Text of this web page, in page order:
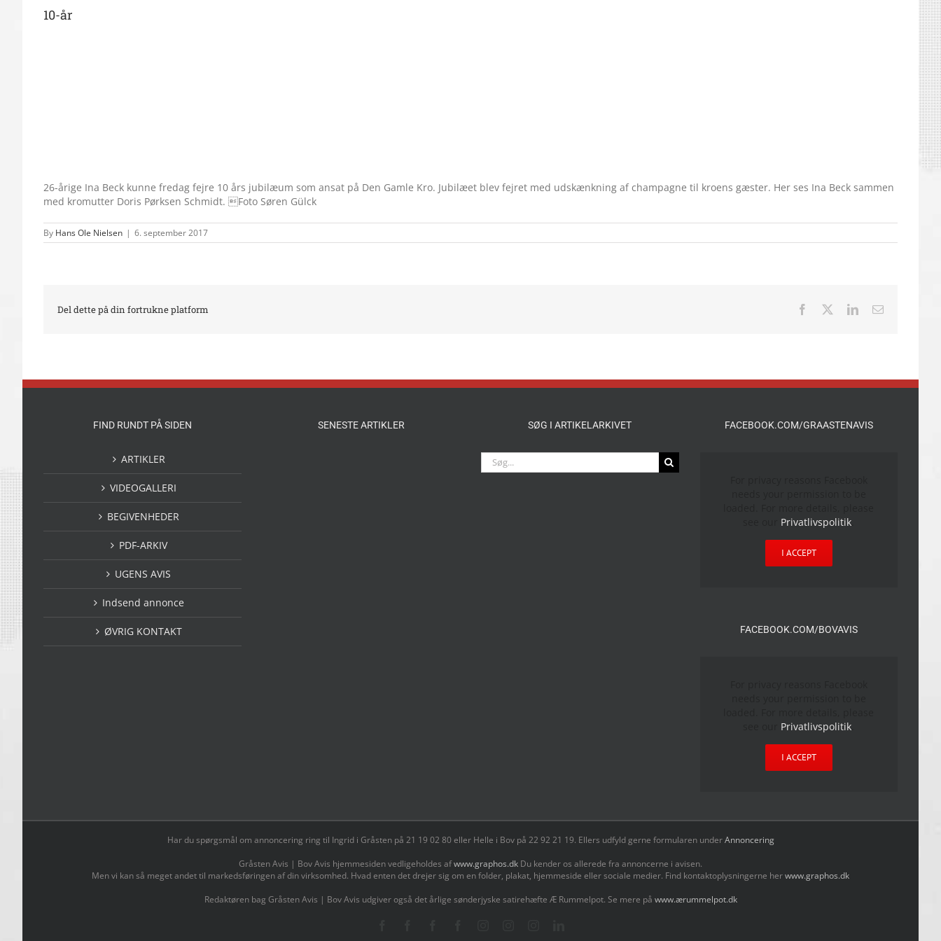
10-år
26-årige Ina Beck kunne fredag fejre 10 års jubilæum som ansat på Den Gamle Kro. Jubilæet blev fejret med udskænkning af champagne til kroens gæster. Her ses Ina Beck sammen
med kromutter Doris Pørksen Schmidt. Foto Søren Gülck
By Hans Ole Nielsen | 6. september 2017
Del dette på din fortrukne platform Facebook LinkedIn
E-
FIND RUNDT PÅ SIDEN
ARTIKLER
VIDEOGALLERI
BEGIVENHEDER
PDF-ARKIV
UGENS AVIS
Indsend annonce
ØVRIG KONTAKT
SENESTE ARTIKLER SØG I ARTIKELARKIVET
Søg
efter:
FACEBOOK.COM/GRAASTENAVIS
Privatlivspolitik
I ACCEPT
FACEBOOK.COM/BOVAVIS
Privatlivspolitik
I ACCEPT
Har du spørgsmål om annoncering ring til Ingrid i Gråsten på 21 19 02 80 ‬eller Helle i Bov på 22 92 21 19‬. Ellers udfyld gerne formularen underAnnoncering
Gråsten Avis | Bov Avis hjemmesiden vedligeholdes afwww.graphos.dk Du kender os allerede fra annoncerne i avisen.
Men vi kan så meget andet til markedsføringen af din virksomhed. Hvad enten det drejer sig om en folder, plakat, hjemmeside eller sociale medier. Find kontaktoplysningerne herwww.graphos.dk
Redaktøren bag Gråsten Avis | Bov Avis udgiver også det årlige sønderjyske satirehæfte Æ Rummelpot. Se mere på www.ærummelpot.dk